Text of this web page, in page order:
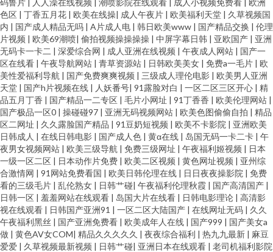
码鲁片 人人澡在线视频 潮喷影院在线观看 成人小视频免费看
欧洲
色区 | 丁香五月花 | 欧美在线操| 成人午夜片 | 欧美福利天堂 | 久草视频国
内 | 国产成人精品无吗 | A片成人电 | 韩日欧美www | 国产精品交换 | 伦理
片视频 | 欧美69潮喷| 偷拍视频操操操操 | 中屏字幕日韩 | 亚欧国产 | 亚洲
无码卡一卡二 | 深爱综合网 | 成人亚洲在线视频 | 午夜成人网站 | 国产一
区在线看 | 午夜导航网站 | 青草资源站 | 日韩欧美美女 | 免费a一毛片 | 欧
美性爱福利导航 | 国产免费爽爽视频 | 三级成人理伦电影 | 欧美男人亚洲
天堂 | 国产h片视频在线 | 人妖番号| 91露脸对白 | 一区二区三区开心 | 精
品五月丁香 | 国产精品一二专区 | 毛片小网址 | 91丁香香 | 欧美伦理网站 |
国产极品一区0 | 操碰碰97 | 亚洲无码视频网站 | 欧美色图偷偷自拍 | 精品
区二网址 | 久久露脸国产精品 | 91豆奶短视频 | 欧美不卡影院 | 亚洲欧美
日韩成人 | 在线日韩电影 | 国产成人色 | 黄α在线 | 岛国无码一卡二卡 | 午
夜男女视频网站 | 欧美三级导航 | 免费三级网址 | 午夜福利姬视频 | 日本
一级一区二区 | 日本动作片免费 | 欧美二区视频 | 黄色网址视频 | 亚州综
合激情网 | 91网站免费看国 | 欧美日韩伦理在线 | 日日夜夜操影院 | 免费
看的三级毛片 | 乱伦熟女 | 日韩艹碰| 午夜福利伦理秋霞 | 国产高清国产 |
日韩一区 | 羞羞网站在线观看 | 岛国大片在线看 | 日韩电影理论 | 高清影
视在线观看 | 日韩国产亚洲91 | 一区二区大陆国产 | 在线网址无码 | 久久
午夜福利黑丝 | 国产亚洲免费看 | 欧美成年人在线 | 国产999 | 国产美女a
做 | 黄色AV女COM| 精品久久久久久 | 夜夜综合福利 | 热九九最新 | 麻豆
爱爱 | 久草视频最新视频 | 日韩艹碰| 亚洲日本在线观看 | 老司机福利影院